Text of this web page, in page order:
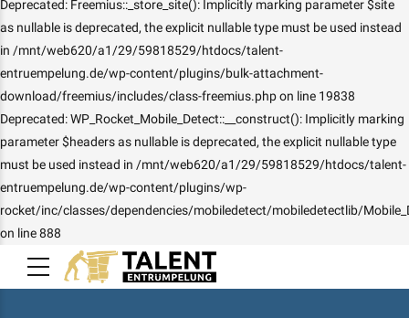
Deprecated: Freemius::_store_site(): Implicitly marking parameter $site
as nullable is deprecated, the explicit nullable type must be used instead
in /mnt/web620/a1/29/59818529/htdocs/talent-
entruempelung.de/wp-content/plugins/bulk-attachment-
download/freemius/includes/class-freemius.php on line 19838
Deprecated: WP_Rocket_Mobile_Detect::__construct(): Implicitly marking
parameter $headers as nullable is deprecated, the explicit nullable type
must be used instead in /mnt/web620/a1/29/59818529/htdocs/talent-
entruempelung.de/wp-content/plugins/wp-
rocket/inc/classes/dependencies/mobiledetect/mobiledetectlib/
on line 888